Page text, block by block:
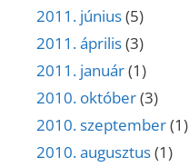
2011. június(5)
2011. április(3)
2011. január(1)
2010. október(3)
2010. szeptember(1)
2010. augusztus(1)